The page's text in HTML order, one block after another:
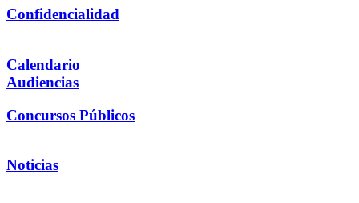
Confidencialidad
Calendario
Audiencias
Concursos Públicos
Noticias